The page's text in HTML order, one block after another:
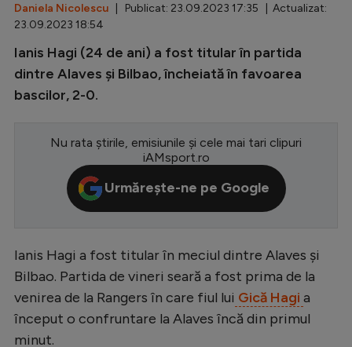
Clasamente
Champions League
Conference League
CM 2026
Premier League
Serie A
Bundesliga
Ligue 1
Daniela Nicolescu | Publicat: 23.09.2023 17:35 | Actualizat:
23.09.2023 18:54
Ianis Hagi (24 de ani) a fost titular în partida
dintre Alaves și Bilbao, încheiată în favoarea
bascilor, 2-0.
Nu rata știrile, emisiunile și cele mai tari clipuri
iAMsport.ro
Urmărește-ne pe Google
Ianis Hagi a fost titular în meciul dintre Alaves și
Bilbao. Partida de vineri seară a fost prima de la
venirea de la Rangers în care fiul lui Gică Hagi a
început o confruntare la Alaves încă din primul
minut.